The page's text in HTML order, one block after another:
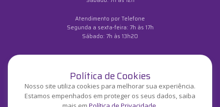
Atendimento por Telefone
Segunda a sexta-feira: 7h às 17h
Sábado: 7h às 13h20
Política de Cookies
Nosso site utiliza cookies para melhorar sua experiência.
Estamos empenhados em proteger os seus dados, saiba